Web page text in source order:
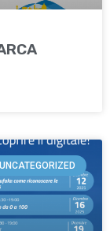
UNCATEGORIZED